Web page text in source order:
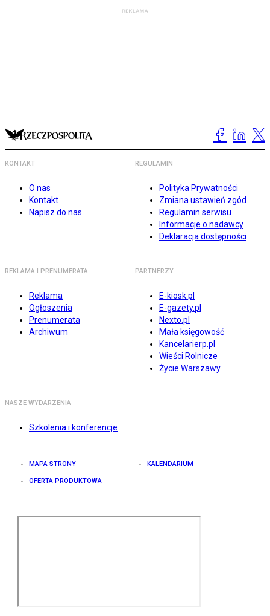
KONTAKT
O nas
Kontakt
Napisz do nas
REGULAMIN
Polityka Prywatności
Zmiana ustawień zgód
Regulamin serwisu
Informacje o nadawcy
Deklaracja dostępności
REKLAMA I PRENUMERATA
Reklama
Ogłoszenia
Prenumerata
Archiwum
PARTNERZY
E-kiosk.pl
E-gazety.pl
Nexto.pl
Mała księgowość
Kancelarierp.pl
Wieści Rolnicze
Życie Warszawy
NASZE WYDARZENIA
Szkolenia i konferencje
MAPA STRONY KALENDARIUM
OFERTA PRODUKTOWA